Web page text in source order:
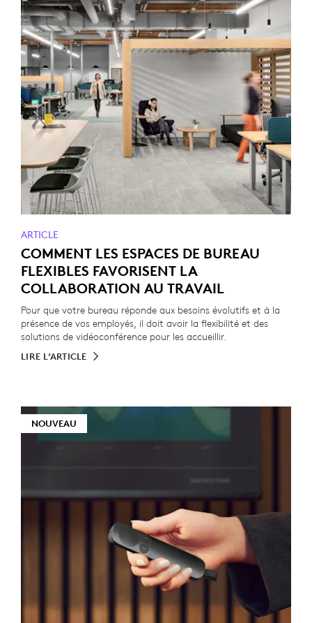
ARTICLE
COMMENT LES ESPACES DE BUREAU
FLEXIBLES FAVORISENT LA
COLLABORATION AU TRAVAIL
Pour que votre bureau réponde aux besoins évolutifs et à la
présence de vos employés, il doit avoir la flexibilité et des
solutions de vidéoconférence pour les accueillir.
LIRE L’ARTICLE
NOUVEAU